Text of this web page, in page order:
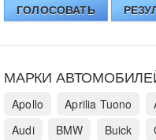
ГОЛОСОВАТЬ
МАРКИ
Apollo Aprilia Tuono
Audi
BMW Buick